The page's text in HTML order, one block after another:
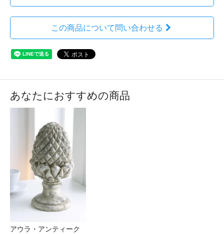
この商品について問い合わせる
あなたにおすすめの商品
アウラ・アンティーク